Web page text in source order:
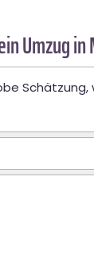
Umzug in
Schätzung,